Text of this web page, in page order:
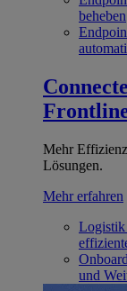
beheben
Mehr
Lösungen.
Mehr erfahren
Logistik
und